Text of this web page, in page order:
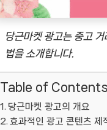
당근마켓 광고는 중고
법을 소개합니다.
Table of Contents
당근마켓 광고의 개요
효과적인 광고 콘텐츠 제